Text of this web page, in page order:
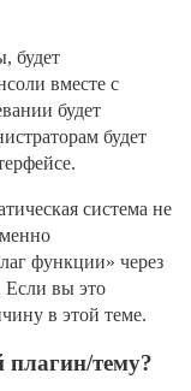
будет
вместе с
будет
будет
система не
функции» через
Если вы это
в этой теме.
тему?